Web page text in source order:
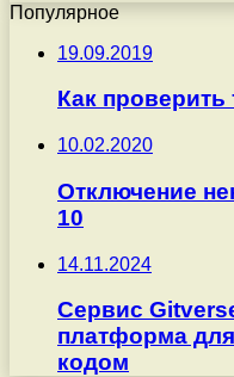
Популярное
19.09.2019
Как проверить
10.02.2020
Отключение
10
14.11.2024
Сервис
платформа
кодом